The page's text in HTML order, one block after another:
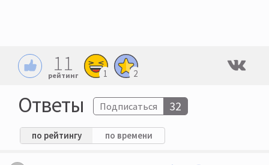
11
рейтинг 1 2
Ответы Подписаться 32
по рейтингу по времени